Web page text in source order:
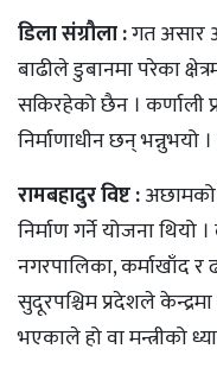
डिला संग्रौला :गत असार
बाढीले डुबानमा परेका
सकिरहेको छैन । कर्णाली
निर्माणाधीन छन्
रामबहादुर विष्ट :
निर्माण गर्ने योजना थियो
नगरपालिका, कर्माखाँद र
सुदूरपश्चिम प्रदेशले
भएकाले हो वा मन्त्रीको